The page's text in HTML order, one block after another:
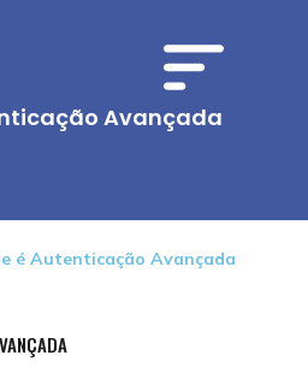
Avançada
é Autenticação Avançada